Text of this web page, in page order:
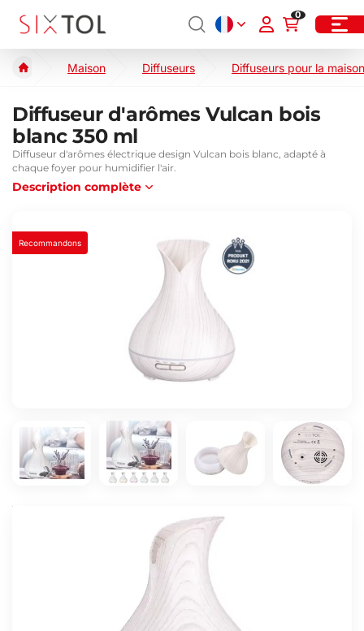
0
Maison Diffuseurs Diffuseurs pour la maison
Diffuseur d'arômes Vulcan bois
blanc 350 ml
Diffuseur d'arômes électrique design Vulcan bois blanc, adapté à
chaque foyer pour humidifier l'air.
Description complète
Recommandons